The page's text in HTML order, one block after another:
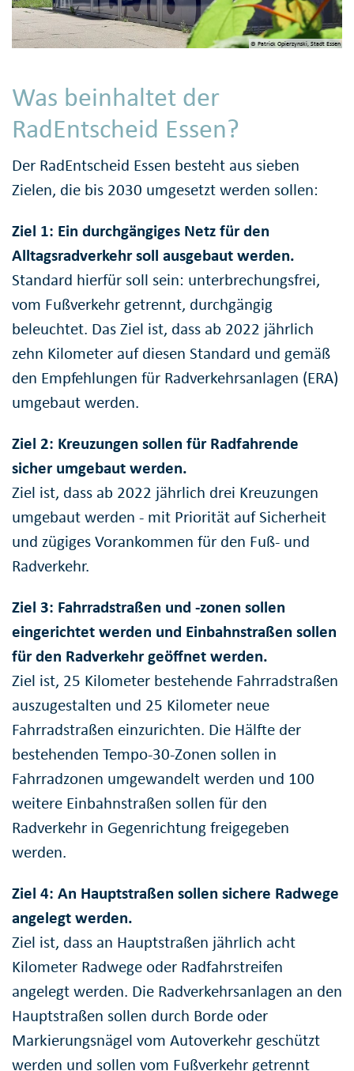
© Patrick Opierzynski, Stadt Essen
Was beinhaltet der
RadEntscheid Essen?
Der RadEntscheid Essen besteht aus sieben
Zielen, die bis 2030 umgesetzt werden sollen:
Ziel 1: Ein durchgängiges Netz für den
Alltagsradverkehr soll ausgebaut werden.
Standard hierfür soll sein: unterbrechungsfrei,
vom Fußverkehr getrennt, durchgängig
beleuchtet. Das Ziel ist, dass ab 2022 jährlich
zehn Kilometer auf diesen Standard und gemäß
den Empfehlungen für Radverkehrsanlagen (ERA)
umgebaut werden.
Ziel 2: Kreuzungen sollen für Radfahrende
sicher umgebaut werden.
Ziel ist, dass ab 2022 jährlich drei Kreuzungen
umgebaut werden - mit Priorität auf Sicherheit
und zügiges Vorankommen für den Fuß- und
Radverkehr.
Ziel 3: Fahrradstraßen und -zonen sollen
eingerichtet werden und Einbahnstraßen sollen
für den Radverkehr geöffnet werden.
Ziel ist, 25 Kilometer bestehende Fahrradstraßen
auszugestalten und 25 Kilometer neue
Fahrradstraßen einzurichten. Die Hälfte der
bestehenden Tempo-30-Zonen sollen in
Fahrradzonen umgewandelt werden und 100
weitere Einbahnstraßen sollen für den
Radverkehr in Gegenrichtung freigegeben
werden.
Ziel 4: An Hauptstraßen sollen sichere Radwege
angelegt werden.
Ziel ist, dass an Hauptstraßen jährlich acht
Kilometer Radwege oder Radfahrstreifen
angelegt werden. Die Radverkehrsanlagen an den
Hauptstraßen sollen durch Borde oder
Markierungsnägel vom Autoverkehr geschützt
werden und sollen vom Fußverkehr getrennt